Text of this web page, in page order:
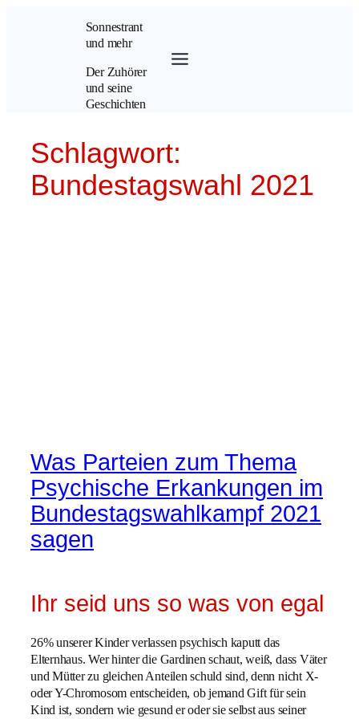
Sonnestrant
und mehr
Der Zuhörer
und seine
Geschichten
Schlagwort:
Bundestagswahl 2021
Was Parteien zum Thema
Psychische Erkankungen im
Bundestagswahlkampf 2021
sagen
Ihr seid uns so was von egal
26% unserer Kinder verlassen psychisch kaputt das
Elternhaus. Wer hinter die Gardinen schaut, weiß, dass Väter
und Mütter zu gleichen Anteilen schuld sind, denn nicht X-
oder Y-Chromosom entscheiden, ob jemand Gift für sein
Kind ist, sondern wie gesund er oder sie selbst aus seiner